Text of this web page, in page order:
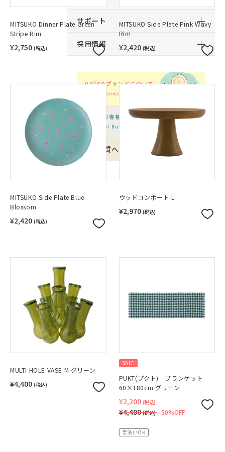
サポート
採用情報
品質への取り組みのご案内
MITSUKO Dinner Plate Green
Stripe Rim
¥2,750 (税込)
MITSUKO Side Plate Pink Wavy
Rim
¥2,420 (税込)
MITSUKO Side Plate Blue
Blossom
¥2,420 (税込)
ウッドコンポート L
¥2,970 (税込)
MULTI HOLE VASE M グリーン
¥4,400 (税込)
SALE
PUKT(プクト) ブランケット
60×180cm グリーン
¥2,200 (税込)
¥4,400(税込) 50%OFF
手洗いOK